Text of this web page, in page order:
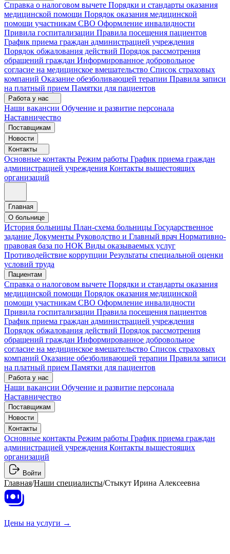
Справка о налоговом вычете Порядки и стандарты оказания
медицинской помощи Порядок оказания медицинской
помощи участникам СВО Оформление инвалидности
Привила госпитализации Правила посещения пациентов
График приема граждан администрацией учреждения
Порядок обжалования действий Порядок рассмотрения
обращений граждан Информированное добровольное
согласие на медицинское вмешательство Список страховых
компаний Оказание обезболивающей терапии Правила записи
на платный прием Памятки для пациентов
Работа у нас
Наши вакансии Обучение и развитие персонала
Наставничество
Поставщикам
Новости
Контакты
Основные контакты Режим работы График приема граждан
администрацией учреждения Контакты вышестоящих
организаций
Главная
О больнице
История больницы План-схема больницы Государственное
задание Документы Руководство и Главный врач Нормативно-
правовая база по НОК Виды оказываемых услуг
Противодействие коррупции Результаты специальной оценки
условий труда
Пациентам
Справка о налоговом вычете Порядки и стандарты оказания
медицинской помощи Порядок оказания медицинской
помощи участникам СВО Оформление инвалидности
Привила госпитализации Правила посещения пациентов
График приема граждан администрацией учреждения
Порядок обжалования действий Порядок рассмотрения
обращений граждан Информированное добровольное
согласие на медицинское вмешательство Список страховых
компаний Оказание обезболивающей терапии Правила записи
на платный прием Памятки для пациентов
Работа у нас
Наши вакансии Обучение и развитие персонала
Наставничество
Поставщикам
Новости
Контакты
Основные контакты Режим работы График приема граждан
администрацией учреждения Контакты вышестоящих
организаций
Войти
Главная/Наши специалисты/Стыкут Ирина Алексеевна
Цены на услуги →